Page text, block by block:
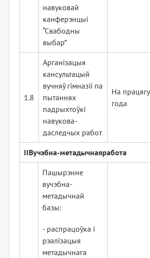
навуковай
канферэнцыі
“Свабодны
выбар”
1.8
Арганізацыя
кансультацый
вучняў гімназіі па
пытаннях
падрыхтоўкі
навукова-
даследчых работ
На працягу
года
IIВучэбна-метадычнаяработа
Пашырэнне
вучэбна-
метадычнай
базы:
- распрацоўка і
рэалізацыя
метадычнага